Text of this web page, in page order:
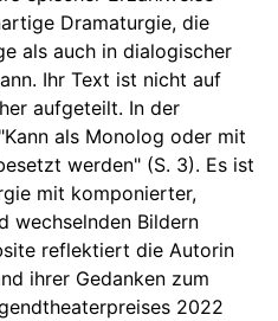
Dramaturgie, die
als auch in dialogischer
Ihr Text ist nicht auf
aufgeteilt. In der
als Monolog oder mit
werden" (S. 3). Es ist
mit komponierter,
wechselnden Bildern
reflektiert die Autorin
ihrer Gedanken zum
2022